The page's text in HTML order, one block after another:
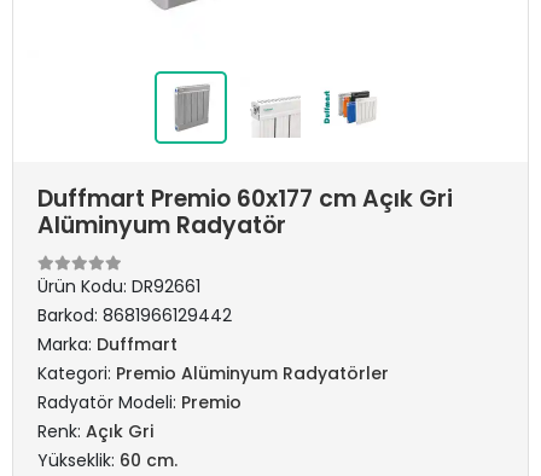
Duffmart Premio 60x177 cm Açık Gri
Alüminyum Radyatör
Ürün Kodu: DR92661
Barkod: 8681966129442
Marka: Duffmart
Kategori: Premio Alüminyum Radyatörler
Radyatör Modeli: Premio
Renk: Açık Gri
Yükseklik: 60 cm.